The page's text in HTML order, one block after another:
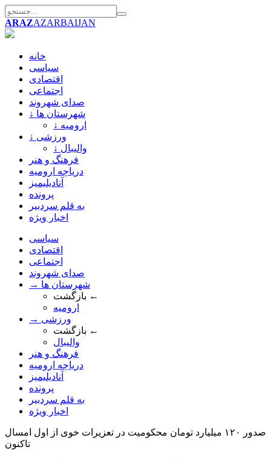
ARAZAZARBAIJAN
خانه
سیاسی
اقتصادی
اجتماعی
صدای شهروند
↓ شهرستان ها
↓ ارومیه
↓ ورزشی
↓ والیبال
فرهنگ و هنر
دریاچه ارومیه
آنادیلیمیز
پرونده
به قلم سردبیر
اخبار ویژه
سیاسی
اقتصادی
اجتماعی
صدای شهروند
→ شهرستان ها
بازگشت ←
ارومیه
→ ورزشی
بازگشت ←
والیبال
فرهنگ و هنر
دریاچه ارومیه
آنادیلیمیز
پرونده
به قلم سردبیر
اخبار ویژه
صدور ۱۲۰ میلیارد تومان محکومیت در تعزیرات خوی ‌از اول امسال
تاکنون